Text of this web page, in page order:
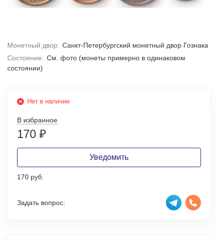
Монетный двор: Санкт-Петербургский монетный двор Гознака
Состояние: Cм. фото (монеты примерно в одинаковом
состоянии)
Нет в наличии
В избранное
170 ₽
Уведомить
170 руб.
Задать вопрос: